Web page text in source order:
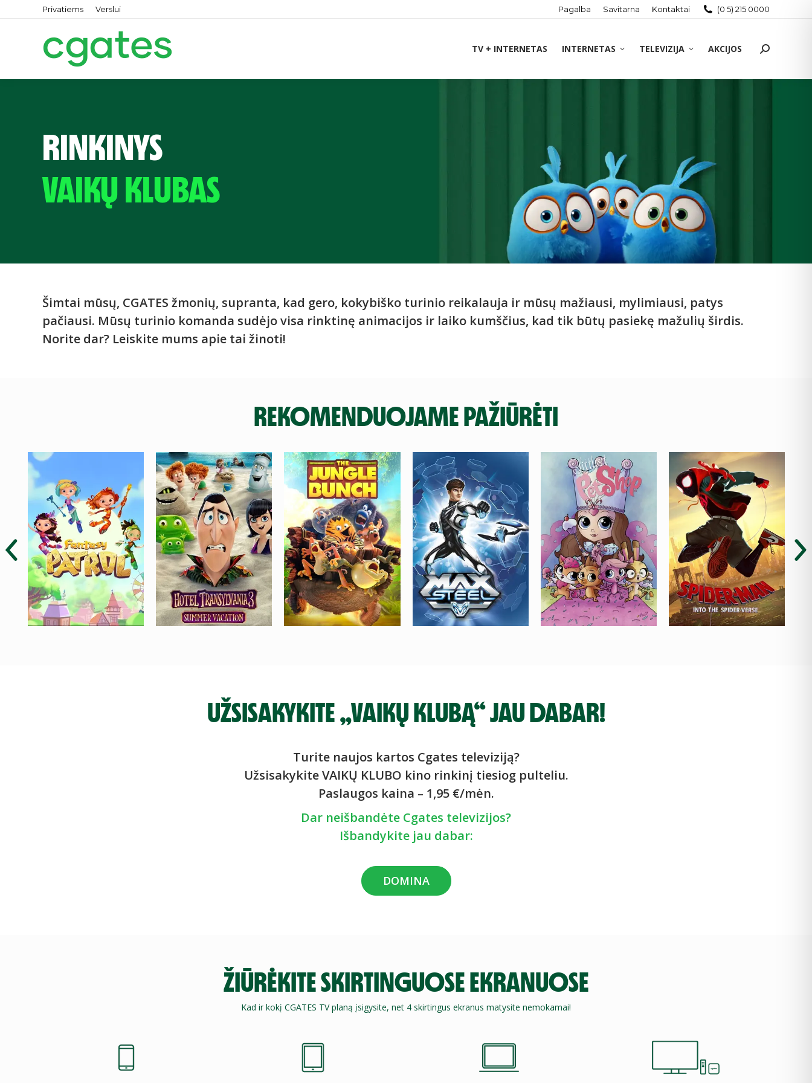
Privatiems Verslui Pagalba Savitarna Kontaktai (0 5) 215 0000
TV + INTERNETAS INTERNETAS TELEVIZIJA AKCIJOS Search:
RINKINYS
VAIKŲ KLUBAS
Šimtai mūsų, CGATES žmonių, supranta, kad gero, kokybiško turinio reikalauja ir mūsų mažiausi, mylimiausi, patys
pačiausi. Mūsų turinio komanda sudėjo visa rinktinę animacijos ir laiko kumščius, kad tik būtų pasiekę mažulių širdis.
Norite dar? Leiskite mums apie tai žinoti!
REKOMENDUOJAME PAŽIŪRĖTI
UŽSISAKYKITE „VAIKŲ KLUBĄ“ JAU DABAR!
Turite naujos kartos Cgates televiziją?
Užsisakykite VAIKŲ KLUBO kino rinkinį tiesiog pulteliu.
Paslaugos kaina – 1,95 €/mėn.
Dar neišbandėte Cgates televizijos?
Išbandykite jau dabar:
DOMINA
ŽIŪRĖKITE SKIRTINGUOSE EKRANUOSE
Kad ir kokį CGATES TV planą įsigysite, net 4 skirtingus ekranus matysite nemokamai!